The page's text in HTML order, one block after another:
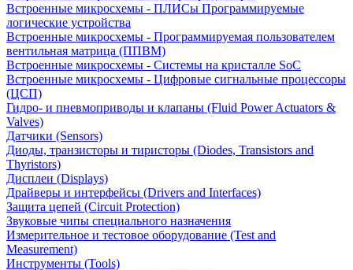
Встроенные микросхемы - ПЛИСы Программируемые
логические устройства
Встроенные микросхемы - Программируемая пользователем
вентильная матрица (ППВМ)
Встроенные микросхемы - Системы на кристалле SoC
Встроенные микросхемы - Цифровые сигнальные процессоры
(ЦСП)
Гидро- и пневмоприводы и клапаны (Fluid Power Actuators &
Valves)
Датчики (Sensors)
Диоды, транзисторы и тиристоры (Diodes, Transistors and
Thyristors)
Дисплеи (Displays)
Драйверы и интерфейсы (Drivers and Interfaces)
Защита цепей (Circuit Protection)
Звуковые чипы специального назначения
Измерительное и тестовое оборудование (Test and
Measurement)
Инструменты (Tools)